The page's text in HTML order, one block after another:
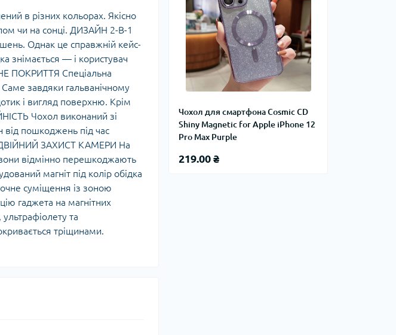
Чохол для смартфона Cosmic CD
Shiny Magnetic for Apple iPhone 12
Pro Max Purple
219.00 ₴
в різних кольорах. Якісно
чи на сонці. ДИЗАЙН 2-В-1
Однак це справжній кейс-
знімається — і користувач
ПОКРИТТЯ Спеціальна
Саме завдяки гальванічному
і вигляд поверхню. Крім
Чохол виконаний зі
від пошкоджень під час
ЗАХИСТ КАМЕРИ На
відмінно перешкоджають
магніт під колір обідка
суміщення із зоною
гаджета на магнітних
та
тріщинами.